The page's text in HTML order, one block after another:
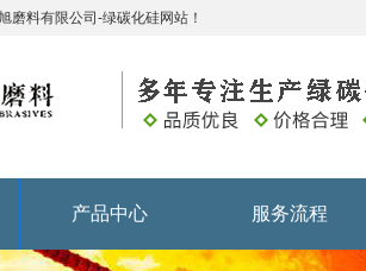
磨料有限公司-绿碳化硅网站！
产品中心 服务流程